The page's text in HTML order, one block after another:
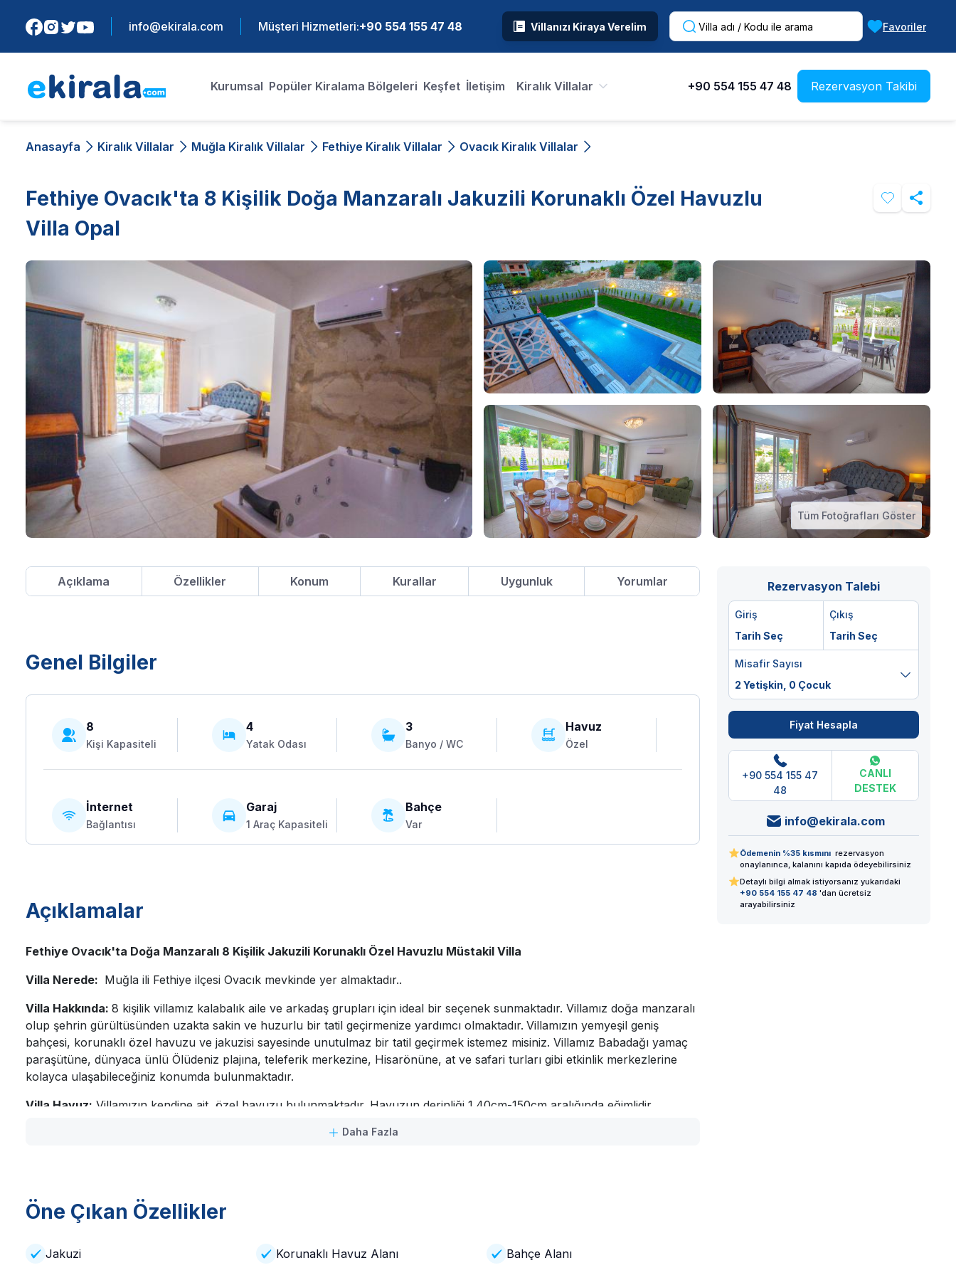
info@ekirala.com Müşteri Hizmetleri:+90 554 155 47 48 Villanızı Kiraya Verelim Favoriler
Kurumsal Popüler Kiralama Bölgeleri Keşfet İletişim Kiralık Villalar +90 554 155 47 48 Rezervasyon Takibi
Anasayfa Kiralık Villalar Muğla Kiralık Villalar Fethiye Kiralık Villalar Ovacık Kiralık Villalar
Fethiye Ovacık'ta 8 Kişilik Doğa Manzaralı Jakuzili Korunaklı Özel Havuzlu
Villa Opal
Tüm Fotoğrafları Göster
Açıklama Özellikler Konum Kurallar Uygunluk Yorumlar
Genel Bilgiler
8
Kişi Kapasiteli
4
Yatak Odası
3
Banyo / WC
Havuz
Özel
İnternet
Bağlantısı
Garaj
1 Araç Kapasiteli
Bahçe
Var
Açıklamalar
Fethiye Ovacık'ta Doğa Manzaralı 8 Kişilik Jakuzili Korunaklı Özel Havuzlu Müstakil Villa
Villa Nerede: Muğla ili Fethiye ilçesi Ovacık mevkinde yer almaktadır..
Villa Hakkında: 8 kişilik villamız kalabalık aile ve arkadaş grupları için ideal bir seçenek sunmaktadır. Villamız doğa manzaralı
olup şehrin gürültüsünden uzakta sakin ve huzurlu bir tatil geçirmenize yardımcı olmaktadır. Villamızın yemyeşil geniş
bahçesi, korunaklı özel havuzu ve jakuzisi sayesinde unutulmaz bir tatil geçirmek istemez misiniz. Villamız Babadağı yamaç
paraşütüne, dünyaca ünlü Ölüdeniz plajına, teleferik merkezine, Hisarönüne, at ve safari turları gibi etkinlik merkezlerine
kolayca ulaşabileceğiniz konumda bulunmaktadır.
Villa Havuz: Villamızın kendine ait özel havuzu bulunmaktadır. Havuzun derinliği 1.40cm-150cm aralığında eğimlidir.
Villa Dış Mekân: Bahçede havuz başında 8 şezlong, şemsiye, salıncak, barbekü mangal, masa, sandalye bulunmaktadır.
Daha Fazla
Öne Çıkan Özellikler
Jakuzi Korunaklı Havuz Alanı Bahçe Alanı
Rezervasyon Talebi
Giriş
Tarih Seç
Çıkış
Tarih Seç
Misafir Sayısı
2 Yetişkin, 0 Çocuk
Fiyat Hesapla
+90 554 155 47
48
CANLI
DESTEK
info@ekirala.com
Ödemenin %35 kısmını rezervasyon
onaylanınca, kalanını kapıda ödeyebilirsiniz
Detaylı bilgi almak istiyorsanız yukarıdaki
+90 554 155 47 48 'dan ücretsiz
arayabilirsiniz